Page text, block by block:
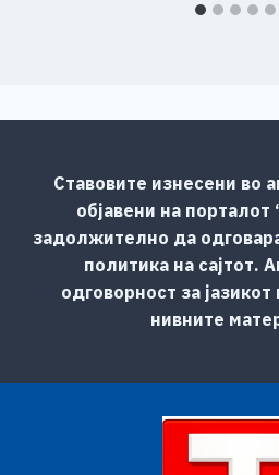
Ставовите изнесени во
објавени на порталот
задолжително да
политика на сајтот.
одговорност за
нивните